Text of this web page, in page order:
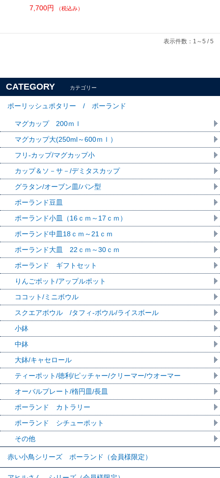
7,700円
（税込み）
表示件数：1～5 / 5
CATEGORY カテゴリー
ポーリッシュポタリー / ポーランド
マグカップ 200ｍｌ
マグカップ大(250ml～600ｍｌ）
フリ-カップ/マグカップ小
カップ＆ソ－サ－/デミタスカップ
グラタン/オーブン皿/パン型
ポーランド豆皿
ポーランド小皿（16ｃｍ～17ｃｍ）
ポーランド中皿18ｃｍ～21ｃｍ
ポーランド大皿 22ｃｍ～30ｃｍ
ポーランド ギフトセット
りんごポット/アップルポット
ココット/ミニボウル
スクエアボウル /タフィ-ボウル/ライスボール
小鉢
中鉢
大鉢/キャセロール
ティーポット/徳利/ピッチャー/クリーマー/ウオーマー
オーバルプレート/楕円皿/長皿
ポーランド カトラリー
ポーランド シチューポット
その他
赤い小鳥シリーズ ポーランド（会員様限定）